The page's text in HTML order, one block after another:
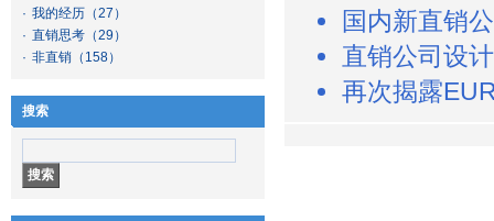
· 我的经历 （27）
· 直销思考 （29）
· 非直销 （158）
搜索
国内新直销
直销公司设
再次揭露